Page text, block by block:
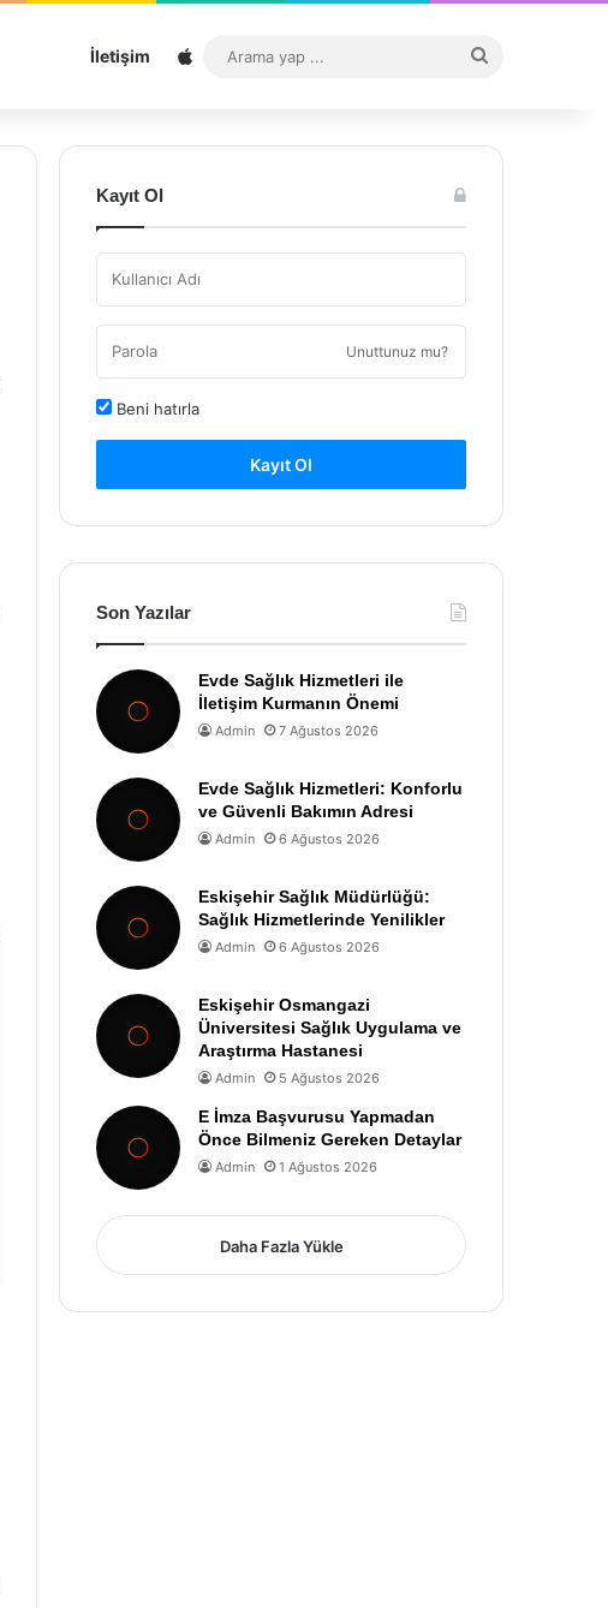
İletişim Sitemap
...
Kayıt Ol
Unuttunuz mu?
Beni hatırla
Kayıt Ol
Son Yazılar
Evde Sağlık Hizmetleri ile
İletişim Kurmanın Önemi
Admin 7 Ağustos 2026
Evde Sağlık Hizmetleri: Konforlu
ve Güvenli Bakımın Adresi
Admin 6 Ağustos 2026
Eskişehir Sağlık Müdürlüğü:
Sağlık Hizmetlerinde Yenilikler
Admin 6 Ağustos 2026
Eskişehir Osmangazi
Üniversitesi Sağlık Uygulama ve
Araştırma Hastanesi
Admin 5 Ağustos 2026
E İmza Başvurusu Yapmadan
Önce Bilmeniz Gereken Detaylar
Admin 1 Ağustos 2026
Daha Fazla Yükle